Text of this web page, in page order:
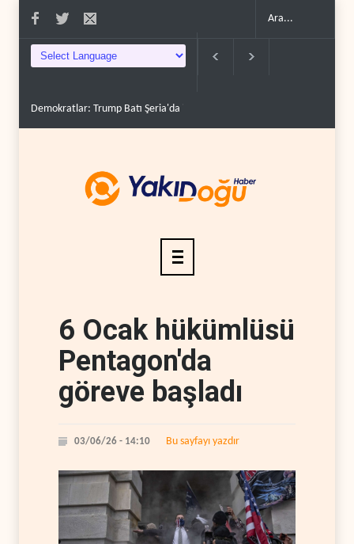
Demokratlar: Trump Batı Şeria'da işgalci yerleşimcilere ..
6 Ocak hükümlüsü
Pentagon'da
göreve başladı
03/06/26 - 14:10 Bu sayfayı yazdır